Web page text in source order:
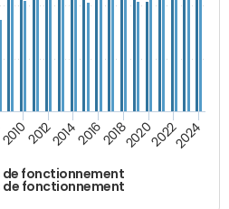
de fonctionnement
de fonctionnement
20102012201420162018202020222024